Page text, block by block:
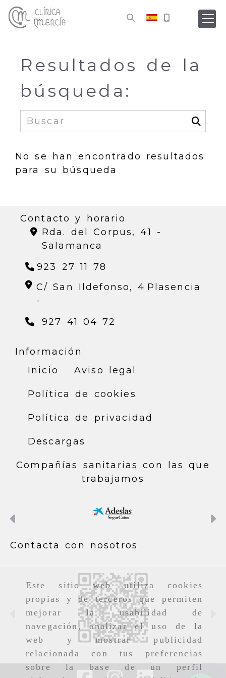
Este sitio web utiliza cookies
propias y de terceros que permiten
mejorar la usabilidad de
navegación, analizar el uso de la
web y mostrar publicidad
relacionada con tus preferencias
sobre la base de un perfil
Resultados de la
búsqueda:
No se han encontrado resultados
para su búsqueda
Contacto y horario
Rda. del Corpus, 41 -
Salamanca
923 27 11 78
C/ San Ildefonso, 4
-
Plasencia
927 41 04 72
Información
Inicio
Aviso legal
Política de cookies
Política de privacidad
Descargas
Compañías sanitarias con las que
trabajamos
Contacta con nosotros
Anterior